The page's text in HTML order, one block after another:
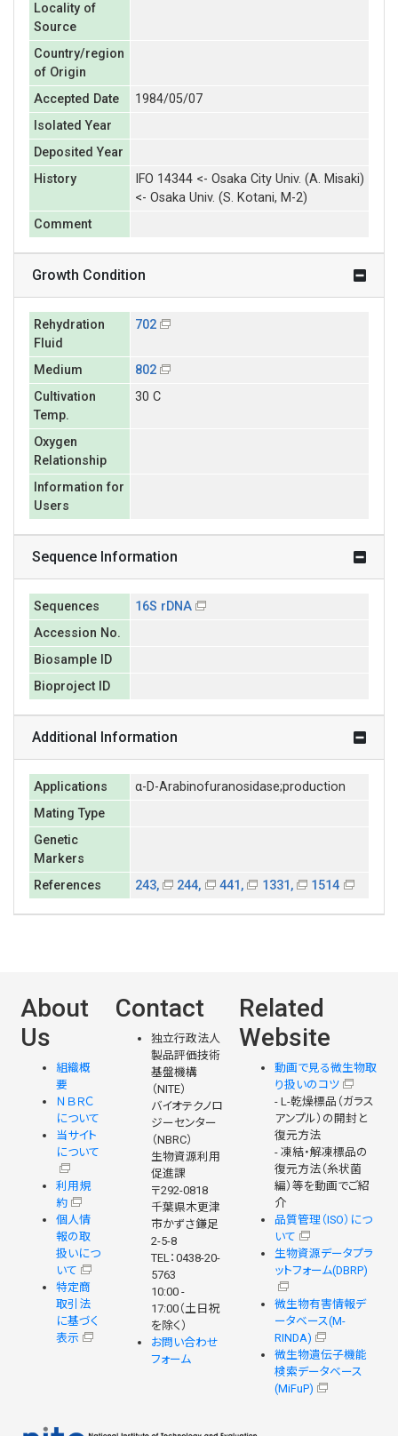
Locality of
Source
Country/region
of Origin
Accepted Date
1984/05/07
Isolated Year
Deposited Year
History
IFO 14344 <- Osaka City Univ. (A. Misaki)
<- Osaka Univ. (S. Kotani, M-2)
Comment
Growth Condition
Rehydration
Fluid
702
Medium
802
Cultivation
Temp.
30 C
Oxygen
Relationship
Information for
Users
Sequence Information
Sequences
16S rDNA
Accession No.
Biosample ID
Bioproject ID
Additional Information
Applications
α-D-Arabinofuranosidase;production
Mating Type
Genetic
Markers
References
243, 244, 441, 1331, 1514
About
Us
組織概
要
ＮＢＲＣ
について
当サイト
について
利用規
約
個人情
報の取
扱いにつ
いて
特定商
取引法
に基づく
表示
Contact
独立行政法人
製品評価技術
基盤機構
（NITE）
バイオテクノロ
ジーセンター
（NBRC）
生物資源利用
促進課
〒292-0818
千葉県木更津
市かずさ鎌足
2-5-8
TEL：0438-20-
5763
10:00 -
17:00（土日祝
を除く）
お問い合わせ
フォーム
Related
Website
動画で見る微生物取
り扱いのコツ
- L-乾燥標品（ガラス
アンプル）の開封と
復元方法
- 凍結・解凍標品の
復元方法（糸状菌
編）等を動画でご紹
介
品質管理（ISO）につ
いて
生物資源データプラ
ットフォーム(DBRP)
微生物有害情報デ
ータベース(M-
RINDA)
微生物遺伝子機能
検索データベース
(MiFuP)